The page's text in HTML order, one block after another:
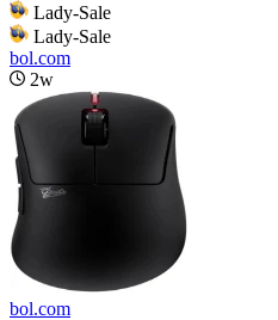
Lady-Sale
Lady-Sale
bol.com
2w
bol.com